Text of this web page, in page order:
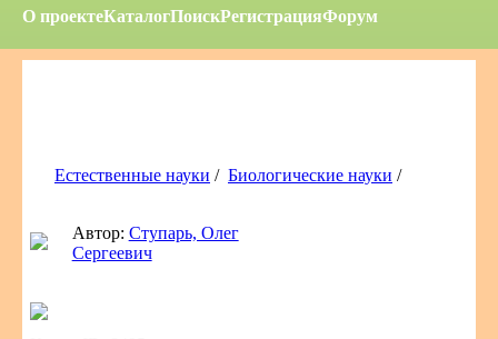
О проектеКаталогПоискРегистрацияФорум
Естественные науки / Биологические науки /
Автор: Ступарь, Олег
Сергеевич